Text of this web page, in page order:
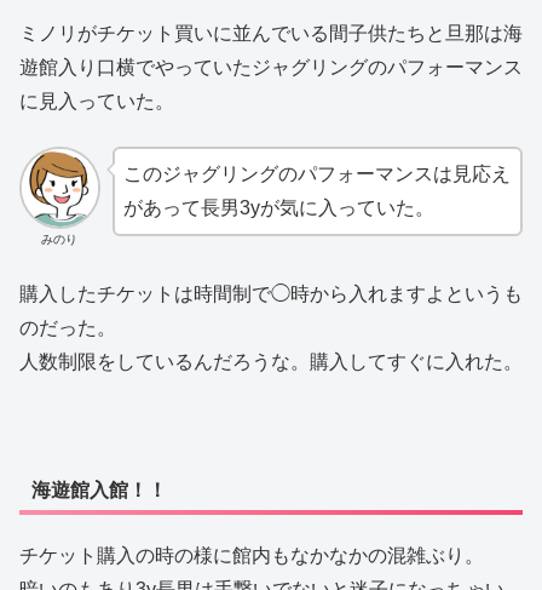
ミノリがチケット買いに並んでいる間子供たちと旦那は海
遊館入り口横でやっていたジャグリングのパフォーマンス
に見入っていた。
みのり
このジャグリングのパフォーマンスは見応え
があって長男3yが気に入っていた。
購入したチケットは時間制で◯時から入れますよというも
のだった。
人数制限をしているんだろうな。購入してすぐに入れた。
海遊館入館！！
チケット購入の時の様に館内もなかなかの混雑ぶり。